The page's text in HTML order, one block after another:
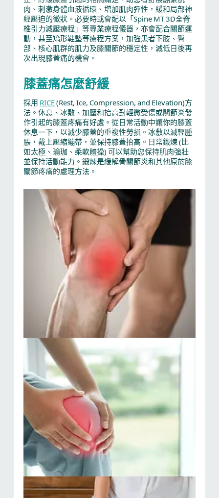
肉、刺激身體血液循環、增加肌肉彈性，緩和局部神
經壓迫的徵狀。必要時或會配以「Spine MT 3D全脊
椎引力減壓療程」等專業療程儀器，亦會配合關節運
動，甚至矯形鞋墊等療程方案，加強患者下肢、臀
部、核心肌群的肌力及膝關節的穩定性，減低日後再
次出現膝蓋痛的機會。
膝蓋痛怎麼舒緩
採用 RICE(Rest, Ice, Compression, and Elevation)方
法。休息、冰敷、加壓和抬高對輕微受傷或關節炎發
作引起的膝蓋疼痛有好處。從日常活動中讓你的膝蓋
休息一下，以減少膝蓋的重複性勞損。冰敷以減輕腫
脹，戴上壓縮繃帶，並保持膝蓋抬高。日常鍛煉 (比
如太極、瑜珈、柔軟體操) 可以幫助您保持肌肉強壯
並保持活動能力。鍛煉是緩解骨關節炎和其他原於膝
關節疼痛的處理方法。